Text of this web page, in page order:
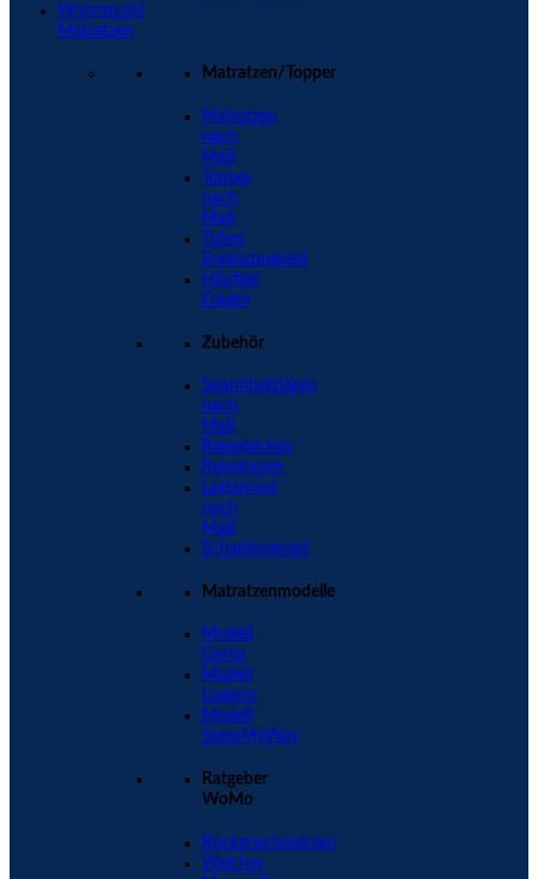
Wohnmobil
Matratzen
Matratzen/Topper
Matratzen
nach
Maß
Topper
nach
Maß
Tubes
Ergänzungsset
Häufige
Fragen
Zubehör
Spannbettlaken
nach
Maß
Reisedecken
Reisekissen
Lattenrost
nach
Maß
Schablonenset
Matratzenmodelle
Modell
Garda
Modell
Lugano
Modell
SleepMyWay
Ratgeber
WoMo
Rückenschmerzen
Welches